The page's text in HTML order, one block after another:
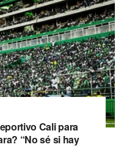
Cali para
“No sé si hay